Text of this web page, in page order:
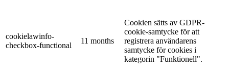
cookielawinfo-
checkbox-functional
11 months
Cookien sätts av GDPR-
cookie-samtycke för att
registrera användarens
samtycke för cookies i
kategorin "Funktionell".